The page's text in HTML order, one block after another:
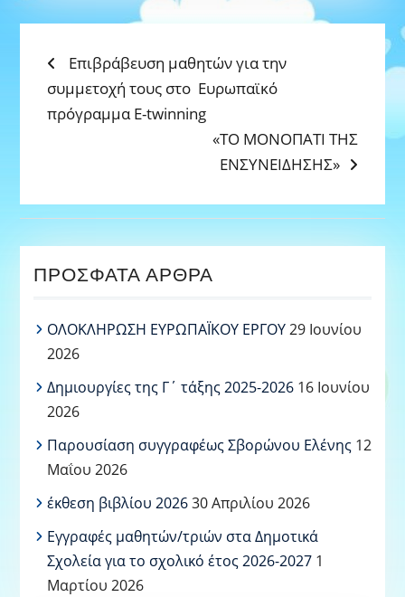
ΠΛΟΉΓΗΣΗ
ΆΡΘΡΩΝ
Previous
post:
Επιβράβευση μαθητών για την
συμμετοχή τους στο Ευρωπαϊκό
πρόγραμμα E-twinning
Next
post:
«ΤΟ ΜΟΝΟΠΑΤΙ ΤΗΣ
ΕΝΣΥΝΕΙΔΗΣΗΣ»
ΠΡΌΣΦΑΤΑ ΆΡΘΡΑ
ΟΛΟΚΛΗΡΩΣΗ ΕΥΡΩΠΑΪΚΟΥ ΕΡΓΟΥ29 Ιουνίου
2026
Δημιουργίες της Γ΄ τάξης 2025-2026 16 Ιουνίου
2026
Παρουσίαση συγγραφέως Σβορώνου Ελένης 12
Μαΐου 2026
έκθεση βιβλίου 202630 Απριλίου 2026
Εγγραφές μαθητών/τριών στα Δημοτικά
Σχολεία για το σχολικό έτος 2026-2027 1
Μαρτίου 2026